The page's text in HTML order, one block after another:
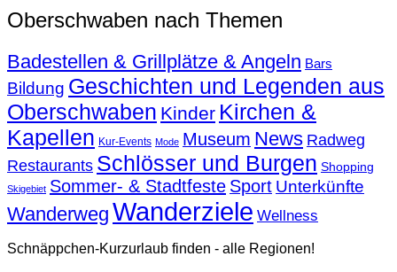
Oberschwaben nach Themen
Badestellen & Grillplätze & Angeln Bars
Bildung Geschichten und Legenden aus
Oberschwaben Kinder Kirchen &
Kapellen Kur-Events Mode Museum News Radweg
Restaurants Schlösser und Burgen Shopping
Skigebiet Sommer- & Stadtfeste Sport Unterkünfte
Wanderweg Wanderziele Wellness
Schnäppchen-Kurzurlaub finden - alle Regionen!